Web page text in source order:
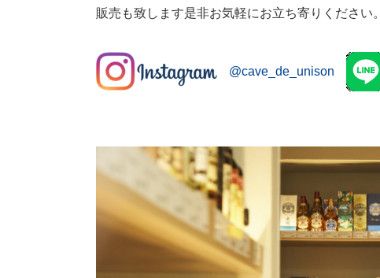
販売も致します是非お気軽にお立ち寄りください。
@cave_de_unison